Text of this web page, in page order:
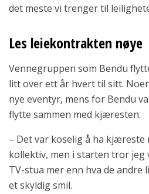
det meste vi trenger til
Les leiekontrakten nøye
Vennegruppen som Bendu
litt over ett år hvert til sitt.
nye eventyr, mens for Bendu
flytte sammen med kjæresten.
– Det var koselig å ha kjæreste
kollektiv, men i starten tror
TV-stua mer enn hva de andre
et skyldig smil.